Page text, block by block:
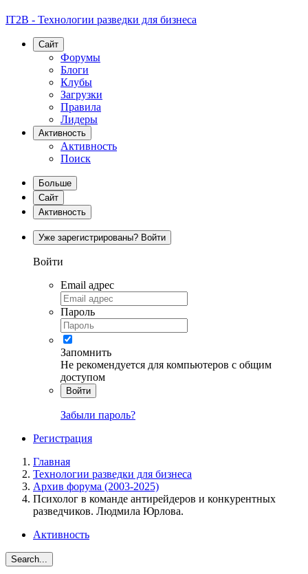
IT2B - Технологии разведки для бизнеса
Сайт
Форумы
Блоги
Клубы
Загрузки
Правила
Лидеры
Активность
Активность
Поиск
Больше
Сайт
Активность
Уже зарегистрированы? Войти
Войти
Email адрес
Пароль
Запомнить
Не рекомендуется для компьютеров с общим
доступом
Войти
Забыли пароль?
Регистрация
Главная
Технологии разведки для бизнеса
Архив форума (2003-2025)
Психолог в команде антирейдеров и конкурентных
разведчиков. Людмила Юрлова.
Активность
Search...